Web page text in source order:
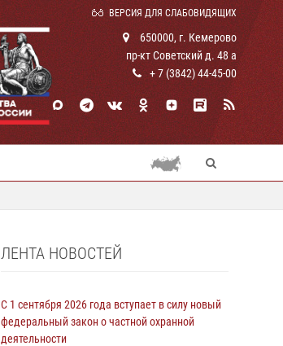
ВЕРСИЯ ДЛЯ СЛАБОВИДЯЩИХ
650000, г. Кемерово
пр-кт Советский д. 48 а
+ 7 (3842) 44-45-00
ЛЕНТА НОВОСТЕЙ
С 1 сентября 2026 года вступает в силу новый
федеральный закон о частной охранной
деятельности